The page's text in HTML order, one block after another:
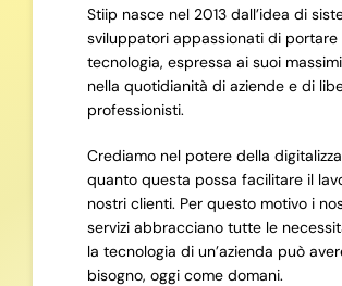
Stiip nasce nel 2013 dall’idea di
sviluppatori appassionati di portare
tecnologia, espressa ai suoi
nella quotidianità di aziende e di
professionisti.
Crediamo nel potere della
quanto questa possa facilitare il
nostri clienti. Per questo motivo i
servizi abbracciano tutte le
la tecnologia di un’azienda può
bisogno, oggi come domani.